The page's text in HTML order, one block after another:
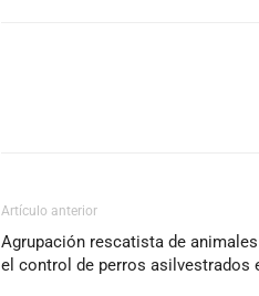
Artículo anterior
Agrupación rescatista de
el control de perros asilvestrados